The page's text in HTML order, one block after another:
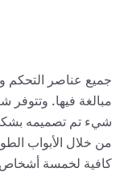
جميع عناصر التحكم
شيء تم تصميمه
من خلال الأبواب
كافية لخمسة